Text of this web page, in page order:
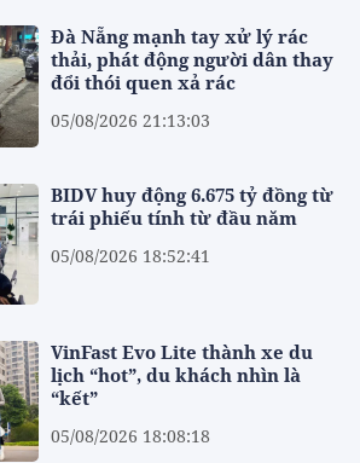
Đà Nẵng mạnh tay xử lý rác
thải, phát động người dân thay
đổi thói quen xả rác
05/08/2026 21:13:03
BIDV huy động 6.675 tỷ đồng từ
trái phiếu tính từ đầu năm
05/08/2026 18:52:41
VinFast Evo Lite thành xe du
lịch “hot”, du khách nhìn là
“kết”
05/08/2026 18:08:18